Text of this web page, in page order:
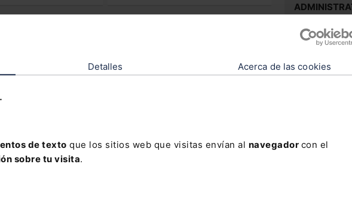
Detalles Acerca de las cookies
de texto que los sitios web que visitas envían al navegador con el
sobre tu visita.
europea
Europeo y del
a los requisitos
las pausas y los
descanso diarios y
Normativa europea
vehículos de motor y los
Ver más
Doctrina
Tribunal
Incidencia